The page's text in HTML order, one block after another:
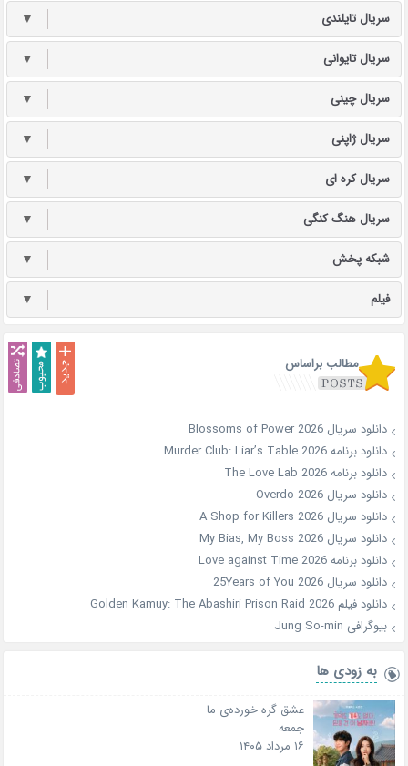
سریال تایلندی ▼
سریال تایوانی ▼
سریال چینی ▼
سریال ژاپنی ▼
سریال کره ای ▼
سریال هنگ کنگی ▼
شبکه پخش ▼
فیلم ▼
مطالب براساس
دانلود سریال Blossoms of Power 2026
دانلود برنامه Murder Club: Liar’s Table 2026
دانلود برنامه The Love Lab 2026
دانلود سریال Overdo 2026
دانلود سریال A Shop for Killers 2026
دانلود سریال My Bias, My Boss 2026
دانلود برنامه Love against Time 2026
دانلود سریال 25Years of You 2026
دانلود فیلم Golden Kamuy: The Abashiri Prison Raid 2026
بیوگرافی Jung So-min
به زودی ها
عشق گره خورده‌ی ما
جمعه
۱۶ مرداد ۱۴۰۵